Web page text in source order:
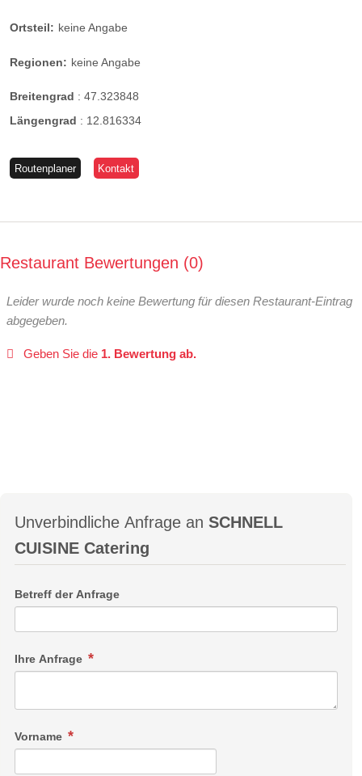
Ortsteil: keine Angabe
Regionen: keine Angabe
Breitengrad : 47.323848
Längengrad : 12.816334
Routenplaner Kontakt
Restaurant Bewertungen 0
Leider wurde noch keine Bewertung für diesen Restaurant-Eintrag
abgegeben.
Geben Sie die 1. Bewertung ab.
Unverbindliche Anfrage an SCHNELL
CUISINE Catering
Betreff der Anfrage
Ihre Anfrage
Vorname